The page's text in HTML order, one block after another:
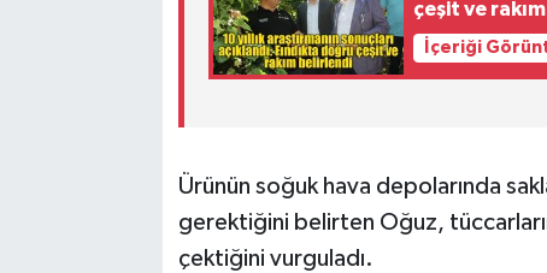
çeşit ve
İçeriği
Ürünün soğuk hava depolarında
gerektiğini belirten Oğuz,
çektiğini vurguladı.